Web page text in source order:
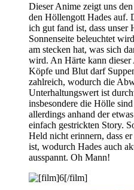
Dieser Anime zeigt uns
den Höllengott Hades auf.
ich gut fand ist, dass unser
Sonnenseite beleuchtet
am stecken hat, was sich
wird. An Härte kann
Köpfe und Blut darf
zahlreich, wodurch die
Unterhaltungswert ist
insbesondere die Hölle
allerdings anhand der
einfach gestrickten Story.
Held nicht erinnern, dass
ist, wodurch Hades auch
ausspannt. Oh Mann!